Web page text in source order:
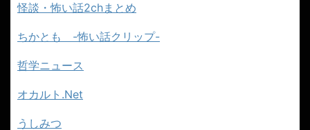
怪談・怖い話2chまとめ
ちかとも -怖い話クリップ-
哲学ニュース
オカルト.Net
うしみつ